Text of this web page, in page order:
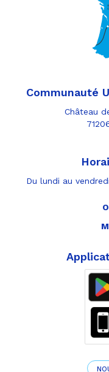
Communauté
Château
Du lundi au